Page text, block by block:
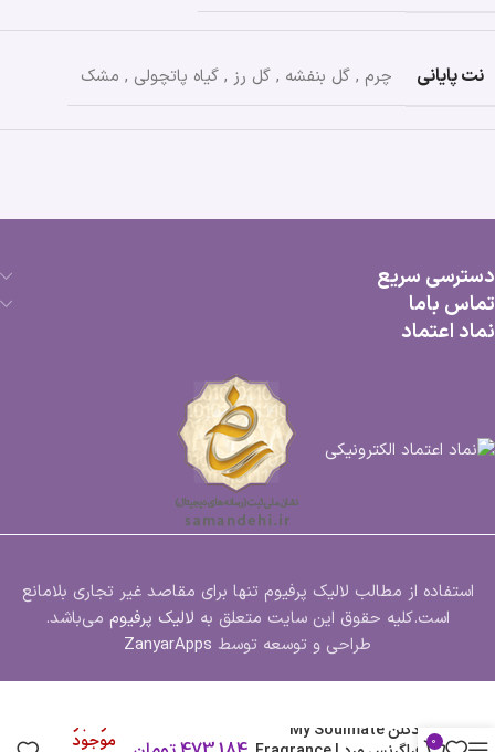
نت پایانی چرم , گل بنفشه , گل رز , گیاه پاتچولی , مشک
دسترسی سریع
تماس باما
نماد اعتماد
استفاده از مطالب لالیک پرفیوم تنها برای مقاصد غیر تجاری بلامانع
است.کلیه حقوق این سایت متعلق به لالیک پرفیوم می‌باشد.
طراحی و توسعه توسط ZanyarApps
ادکلن My Soulmate
در انبار
موجود 0